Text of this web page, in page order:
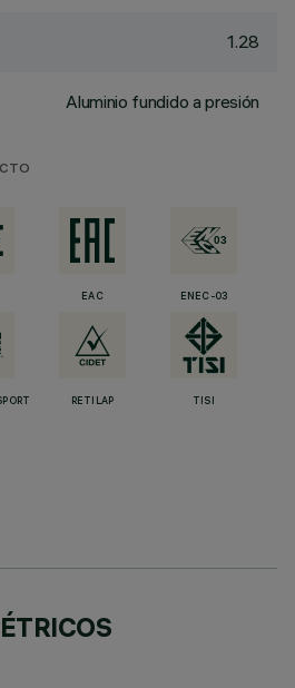
1.28
Aluminio fundido a presión
EAC ENEC-03
RETILAP TISI